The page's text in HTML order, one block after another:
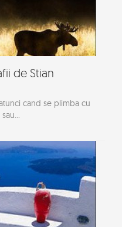
de Stian
cand se plimba cu